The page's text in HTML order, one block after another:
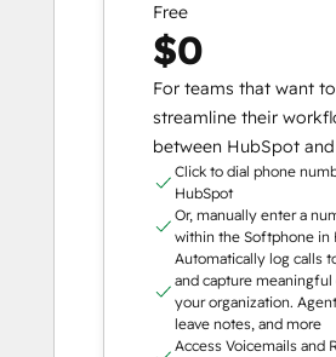
Free
$0
For teams that want to
streamline their
between HubSpot
Click to dial phone
HubSpot
Or, manually enter a
within the Softphone in
Automatically log calls
and capture meaningful
your organization.
leave notes, and more
Access Voicemails and